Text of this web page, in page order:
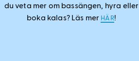
du veta mer om bassängen, hyra eller
boka kalas? Läs mer HÄR!